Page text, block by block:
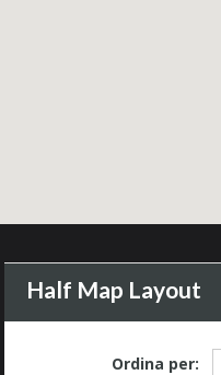
Half Map Layout
Ordina per: